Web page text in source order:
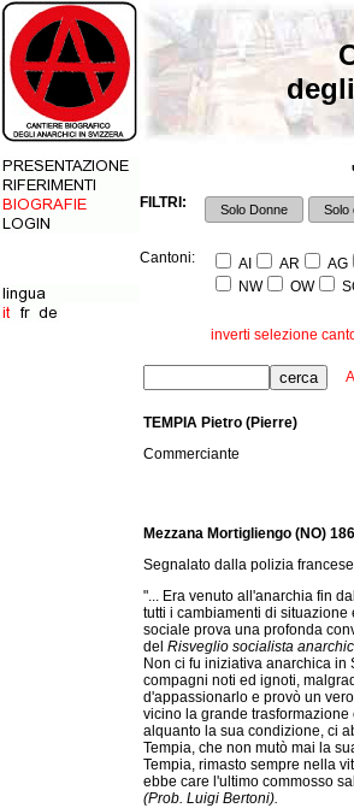
FILTRI: Solo Donne Solo
Cantoni: AI AR AG
NW
OW
inverti selezione
A
TEMPIA Pietro (Pierre)
Commerciante
Mezzana Mortigliengo (NO)
Segnalato dalla polizia
"... Era venuto all'anarchia fin
tutti i cambiamenti di
sociale prova una profonda
del Risveglio socialista
Non ci fu iniziativa anarchica
compagni noti ed ignoti,
d'appassionarlo e provò un
vicino la grande
alquanto la sua condizione, ci
Tempia, che non mutò mai la
Tempia, rimasto sempre nella
ebbe care l'ultimo commosso
(Prob. Luigi Bertoni).